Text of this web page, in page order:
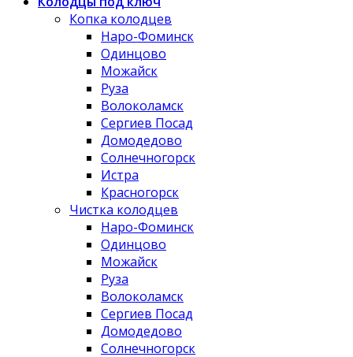
Копка колодцев
Наро-Фоминск
Одинцово
Можайск
Руза
Волоколамск
Сергиев Посад
Домодедово
Солнечногорск
Истра
Красногорск
Чистка колодцев
Наро-Фоминск
Одинцово
Можайск
Руза
Волоколамск
Сергиев Посад
Домодедово
Солнечногорск